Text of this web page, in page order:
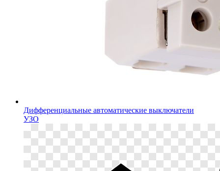
Дифференциальные автоматические выключатели
УЗО